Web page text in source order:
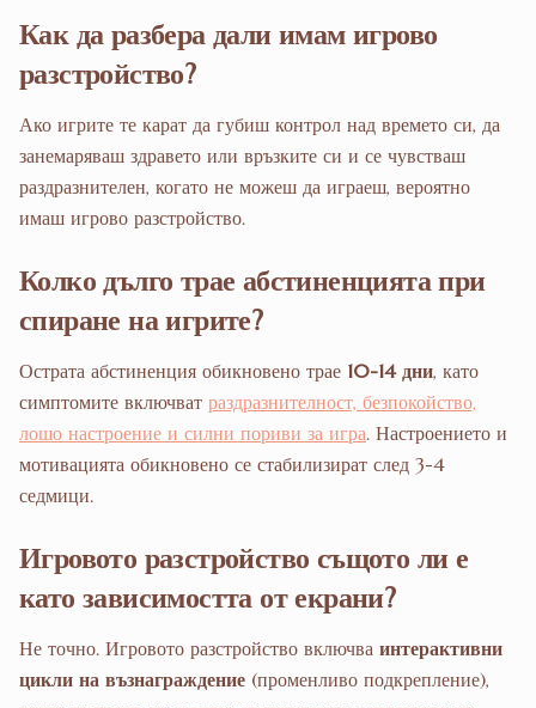
Как да разбера дали имам игрово
разстройство?
Ако игрите те карат да губиш контрол над времето си, да
занемаряваш здравето или връзките си и се чувстваш
раздразнителен, когато не можеш да играеш, вероятно
имаш игрово разстройство.
Колко дълго трае абстиненцията при
спиране на игрите?
Острата абстиненция обикновено трае 10-14 дни, като
симптомите включват раздразнителност, безпокойство,
лошо настроение и силни пориви за игра. Настроението и
мотивацията обикновено се стабилизират след 3-4
седмици.
Игровото разстройство същото ли е
като зависимостта от екрани?
Не точно. Игровото разстройство включва интерактивни
цикли на възнаграждение (променливо подкрепление),